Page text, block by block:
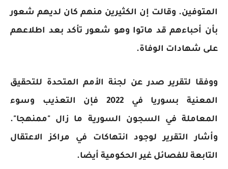
المتوفين. وقالت إن الكثيرين منهم كان لديهم شعور
بأن أحباءهم قد ماتوا وهو شعور تأكد بعد اطلاعهم
على شهادات الوفاة.
ووفقا لتقرير صدر عن لجنة الأمم المتحدة للتحقيق
المعنية بسوريا في 2022 فإن التعذيب وسوء
المعاملة في السجون السورية ما زال "ممنهجا".
وأشار التقرير لوجود انتهاكات في مراكز الاعتقال
التابعة للفصائل غير الحكومية أيضا.